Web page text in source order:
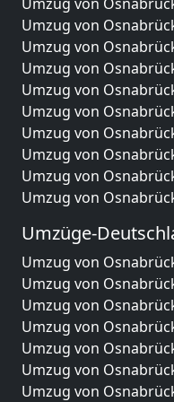
Umzug von
Umzug von
Umzug von
Umzug von
Umzug von
Umzug von
Umzug von
Umzug von
Umzug von
Umzüge-
Umzug von
Umzug von
Umzug von
Umzug von
Umzug von
Umzug von
Umzug von